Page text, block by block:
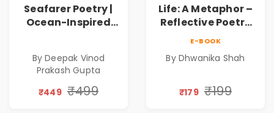
Seafarer Poetry |
Ocean-Inspired
By Deepak Vinod
Prakash Gupta
₹449 ₹499
Life: A Metaphor –
Reflective Poetry
on Healing,
Silence & Self-
Journey Through
E-BOOK
By Dhwanika Shah
₹179 ₹199